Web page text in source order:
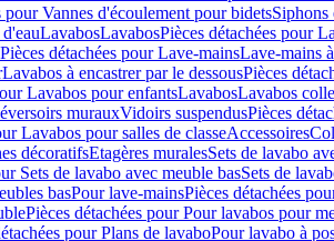
pour Vannes d'écoulement pour bidetsSiphons
LavabosLavabosPièces détachées pour
Pièces détachées pour Lave-mainsLave-mains
Lavabos à encastrer par le dessousPièces
Lavabos pour enfantsLavabosLavabos
murauxVidoirs suspendusPièces
Lavabos pour salles de classeAccessoires
décoratifsEtagères muralesSets de lavabo
Sets de lavabo avec meuble basSets de
basPour lave-mainsPièces détachées
Pièces détachées pour Pour lavabos pour
pour Plans de lavaboPour lavabo à